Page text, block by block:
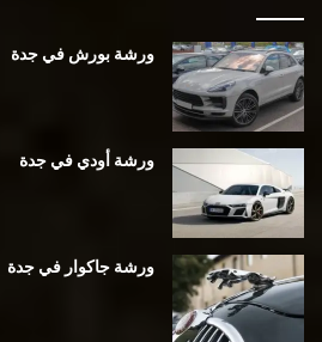
ورشة بورش في جدة
ورشة أودي في جدة
ورشة جاكوار في جدة